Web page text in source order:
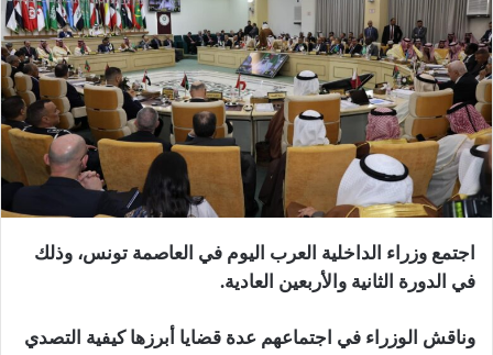
اجتمع وزراء الداخلية العرب اليوم في العاصمة تونس، وذلك
في الدورة الثانية والأربعين العادية.
وناقش الوزراء في اجتماعهم عدة قضايا أبرزها كيفية التصدي